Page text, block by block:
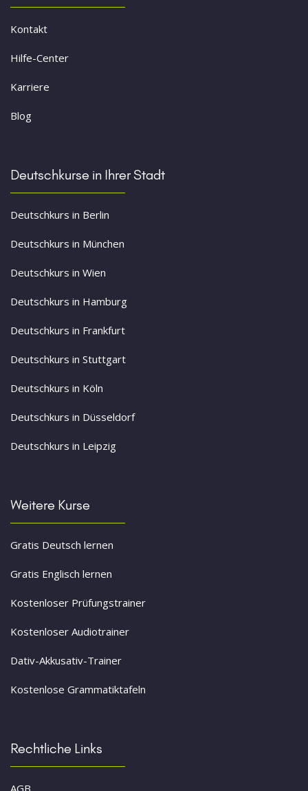
Kontakt
Hilfe-Center
Karriere
Blog
Deutschkurse in Ihrer Stadt
Deutschkurs in Berlin
Deutschkurs in München
Deutschkurs in Wien
Deutschkurs in Hamburg
Deutschkurs in Frankfurt
Deutschkurs in Stuttgart
Deutschkurs in Köln
Deutschkurs in Düsseldorf
Deutschkurs in Leipzig
Weitere Kurse
Gratis Deutsch lernen
Gratis Englisch lernen
Kostenloser Prüfungstrainer
Kostenloser Audiotrainer
Dativ-Akkusativ-Trainer
Kostenlose Grammatiktafeln
Rechtliche Links
AGB